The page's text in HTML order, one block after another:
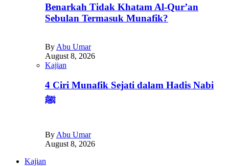
Benarkah Tidak Khatam Al-Qur’an
Sebulan Termasuk Munafik?
By Abu Umar
August 8, 2026
Kajian
4 Ciri Munafik Sejati dalam Hadis Nabi
ﷺ
By Abu Umar
August 8, 2026
Kajian